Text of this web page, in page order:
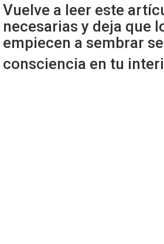
Vuelve a leer este
necesarias y deja que
empiecen a sembrar
consciencia en tu